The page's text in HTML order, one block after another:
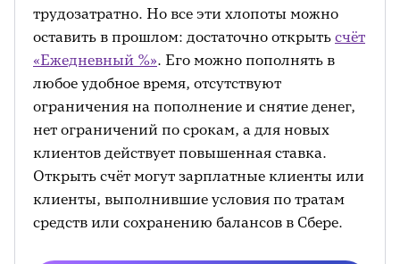
трудозатратно. Но все эти хлопоты можно
оставить в прошлом: достаточно открыть счёт
«Ежедневный %». Его можно пополнять в
любое удобное время, отсутствуют
ограничения на пополнение и снятие денег,
нет ограничений по срокам, а для новых
клиентов действует повышенная ставка.
Открыть счёт могут зарплатные клиенты или
клиенты, выполнившие условия по тратам
средств или сохранению балансов в Сбере.